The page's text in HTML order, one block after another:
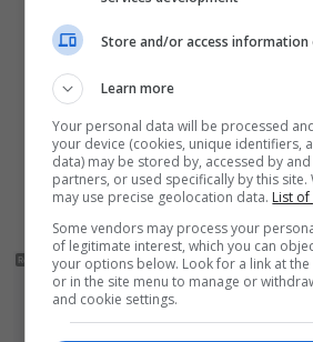
Czytelnik nagrał
przy przejściu dla pieszych
Chciała pomóc koleżance.
niewłaściwego samochodu
Kolizja na autostradzie A4.
zderzył się z samochodem
Store and/or access information
Learn more
Your personal data will be processed
your device (cookies, unique identifiers,
data) may be stored by, accessed by
partners, or used specifically by this
may use precise geolocation data. List
Some vendors may process your
of legitimate interest, which you can
your options below. Look for a link at
or in the site menu to manage or
and cookie settings.